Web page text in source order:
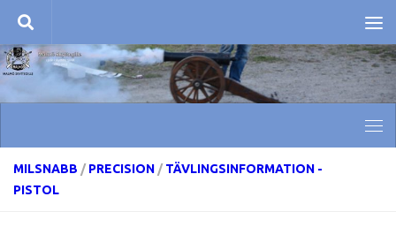
Skip to content
MILSNABB / PRECISION / TÄVLINGSINFORMATION -
PISTOL